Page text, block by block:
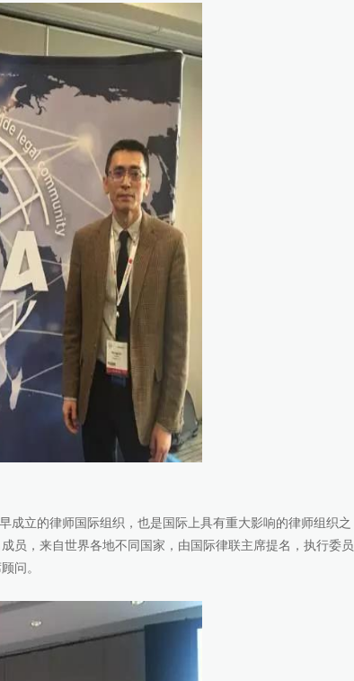
成立的律师国际组织，也是国际上具有重大影响的律师组织之
员，来自世界各地不同国家，由国际律联主席提名，执行委员
问。